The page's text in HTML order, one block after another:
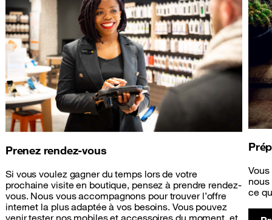
Prenez rendez-vous
Si vous voulez gagner du temps lors de votre
prochaine visite en boutique, pensez à prendre rendez-
vous. Nous vous accompagnons pour trouver l’offre
internet la plus adaptée à vos besoins. Vous pouvez
ce